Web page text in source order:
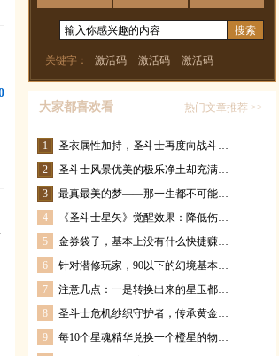
关键字： 激活码 激活码 激活码
大家都喜欢看
1
圣衣属性加持，圣斗士再度向战斗…
2
圣斗士风景优美的极乐净土却充满…
3
最真最美的梦——那一生都不可能…
4
《圣斗士星矢》觉醒效果：降低伤…
5
金券袋子，基本上没有什么快捷赚…
6
针对潜修玩家，90以下的幻境基本…
7
注意几点：一是转换出来的星玉都…
8
圣斗士危机纱织守护者，传承黄金…
9
每10个星魂精华兑换一个橙星的物…
热门文章推荐 >>